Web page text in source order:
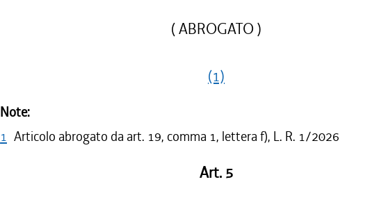
( ABROGATO )
(1)
Note:
1 Articolo abrogato da art. 19, comma 1, lettera f), L. R. 1/2026
Art. 5